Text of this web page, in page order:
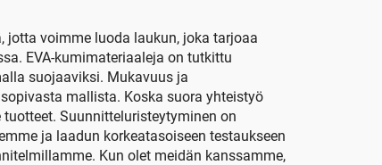
jotta voimme luoda laukun, joka tarjoaa
EVA-kumimateriaaleja on tutkittu
suojaaviksi. Mukavuus ja
mallista. Koska suora yhteistyö
Suunnitteluristeytyminen on
ja laadun korkeatasoiseen testaukseen
Kun olet meidän kanssamme,